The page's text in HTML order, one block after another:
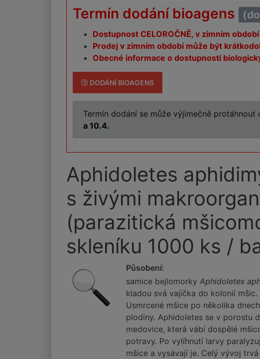
Termín dodání bioagens
Dostupnost CELOROČNĚ, v zimním
Prodej v zimním období může být
Obecné informace o dostupnosti
DODÁNÍ BIOAGENS
Termín dodání se může výjimečně
a 10.4.
Aphidoletes
s živými
(parazitická
skleníku 1000 ks /
Působení:
samice bejlomorky Aphidoletes
kladou svá vajíčka do kolonií
Usmrcené mšice po několika
plodiny. Aphidoletes se v porostu
medovice, která vábí dospělé
potravy. Po vylíhnutí larvy
mšice a vysávají je. Celý vývoj